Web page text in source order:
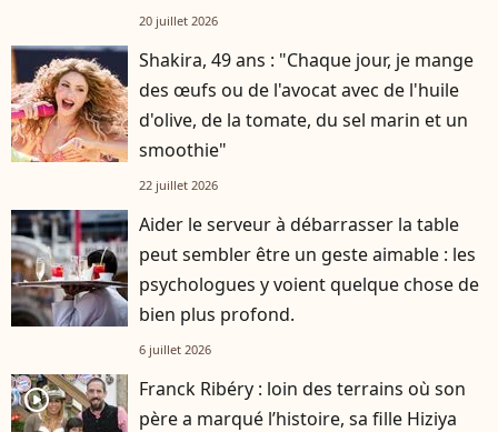
20 juillet 2026
Shakira, 49 ans : "Chaque jour, je mange
des œufs ou de l'avocat avec de l'huile
d'olive, de la tomate, du sel marin et un
smoothie"
22 juillet 2026
Aider le serveur à débarrasser la table
peut sembler être un geste aimable : les
psychologues y voient quelque chose de
bien plus profond.
6 juillet 2026
player2
Franck Ribéry : loin des terrains où son
père a marqué l’histoire, sa fille Hiziya